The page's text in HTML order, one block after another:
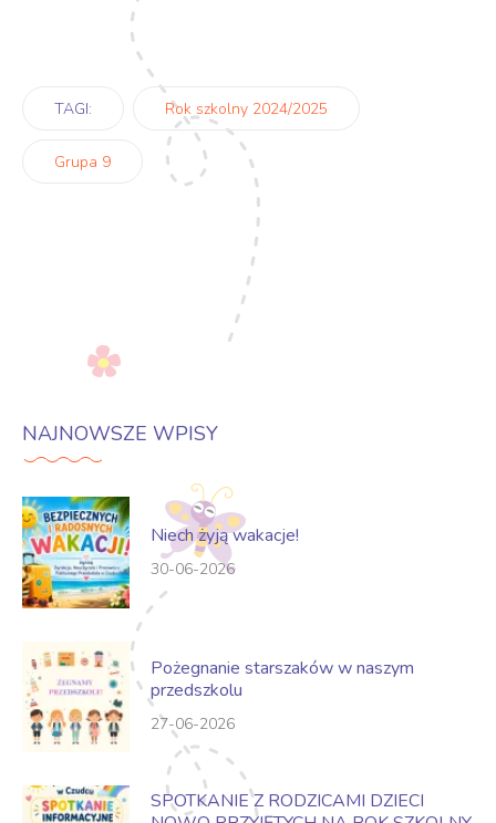
TAGI: Rok szkolny 2024/2025
Grupa 9
NAJNOWSZE WPISY
Niech żyją wakacje!
30-06-2026
Pożegnanie starszaków w naszym
przedszkolu
27-06-2026
SPOTKANIE Z RODZICAMI DZIECI